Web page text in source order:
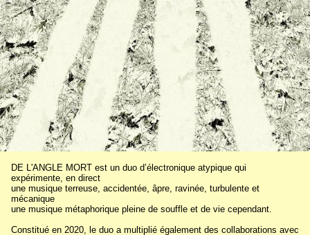
DE L'ANGLE MORT est un duo d’électronique atypique qui
expérimente, en direct
une musique terreuse, accidentée, âpre, ravinée, turbulente et
mécanique
une musique métaphorique pleine de souffle et de vie cependant.
Constitué en 2020, le duo a multiplié également des collaborations avec